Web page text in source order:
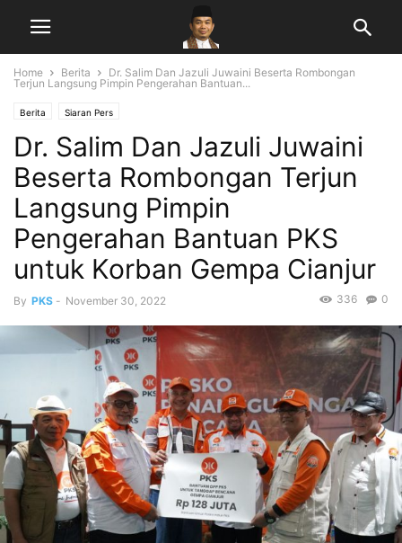
Home Berita
Dr. Salim Dan Jazuli Juwaini Beserta Rombongan
Terjun Langsung Pimpin Pengerahan Bantuan...
Berita Siaran Pers
Dr. Salim Dan Jazuli Juwaini
Beserta Rombongan Terjun
Langsung Pimpin
Pengerahan Bantuan PKS
untuk Korban Gempa Cianjur
By PKS - November 30, 2022 0
336